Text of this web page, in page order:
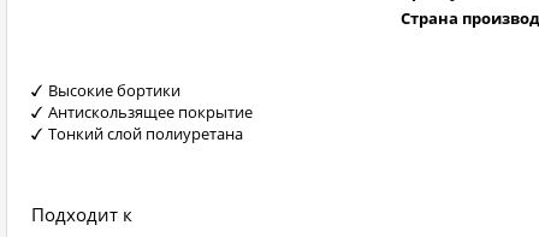
Страна
Высокие бортики
Антискользящее покрытие
Тонкий слой полиуретана
Подходит к